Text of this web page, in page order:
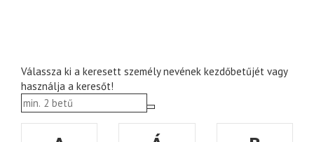
Válassza ki a keresett személy nevének kezdőbetűjét vagy
használja a keresőt!